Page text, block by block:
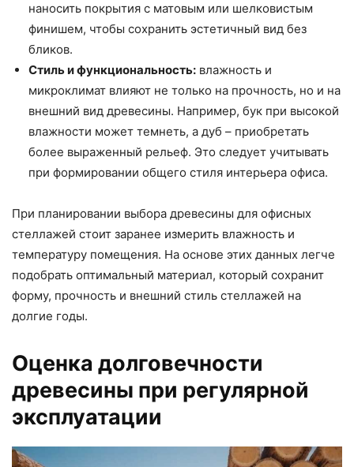
наносить покрытия с матовым или шелковистым
финишем, чтобы сохранить эстетичный вид без
бликов.
Стиль и функциональность: влажность и
микроклимат влияют не только на прочность, но и на
внешний вид древесины. Например, бук при высокой
влажности может темнеть, а дуб – приобретать
более выраженный рельеф. Это следует учитывать
при формировании общего стиля интерьера офиса.
При планировании выбора древесины для офисных
стеллажей стоит заранее измерить влажность и
температуру помещения. На основе этих данных легче
подобрать оптимальный материал, который сохранит
форму, прочность и внешний стиль стеллажей на
долгие годы.
Оценка долговечности
древесины при регулярной
эксплуатации